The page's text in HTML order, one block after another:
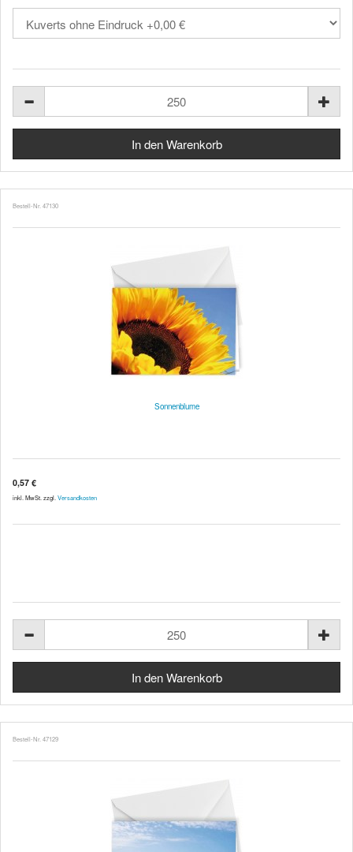
Bestell-Nr. 47130
Sonnenblume
0,57 €
inkl. MwSt. zzgl. Versandkosten
Bestell-Nr. 47129